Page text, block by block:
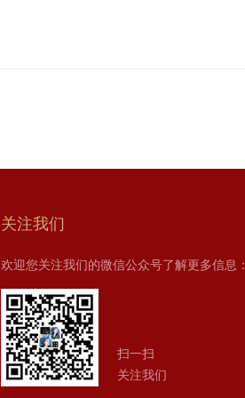
关注我们
欢迎您关注我们的微信公众号了解更多信息：
扫一扫
关注我们